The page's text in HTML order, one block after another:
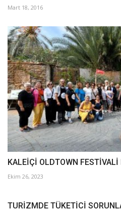
Mart 18, 2016
KALEİÇİ OLDTOWN FESTİVALİ
Ekim 26, 2023
TURİZMDE TÜKETİCİ